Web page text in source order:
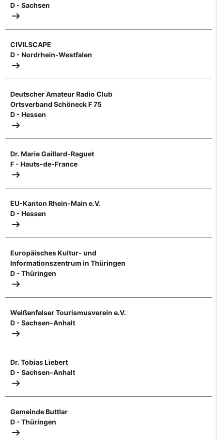
D - Sachsen
arrow_right_alt
CIVILSCAPE
D - Nordrhein-Westfalen
arrow_right_alt
Deutscher Amateur Radio Club
Ortsverband Schöneck F 75
D - Hessen
arrow_right_alt
Dr. Marie Gaillard-Raguet
F - Hauts-de-France
arrow_right_alt
EU-Kanton Rhein-Main e.V.
D - Hessen
arrow_right_alt
Europäisches Kultur- und
Informationszentrum in Thüringen
D - Thüringen
arrow_right_alt
Weißenfelser Tourismusverein e.V.
D - Sachsen-Anhalt
arrow_right_alt
Dr. Tobias Liebert
D - Sachsen-Anhalt
arrow_right_alt
Gemeinde Buttlar
D - Thüringen
arrow_right_alt